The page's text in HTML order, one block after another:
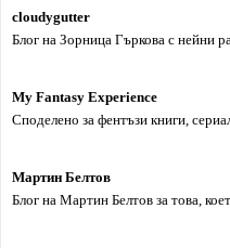
cloudygutter
Блог на Зорница Гъркова с нейни
My Fantasy Experience
Споделено за фентъзи книги,
Мартин Белтов
Блог на Мартин Белтов за това,